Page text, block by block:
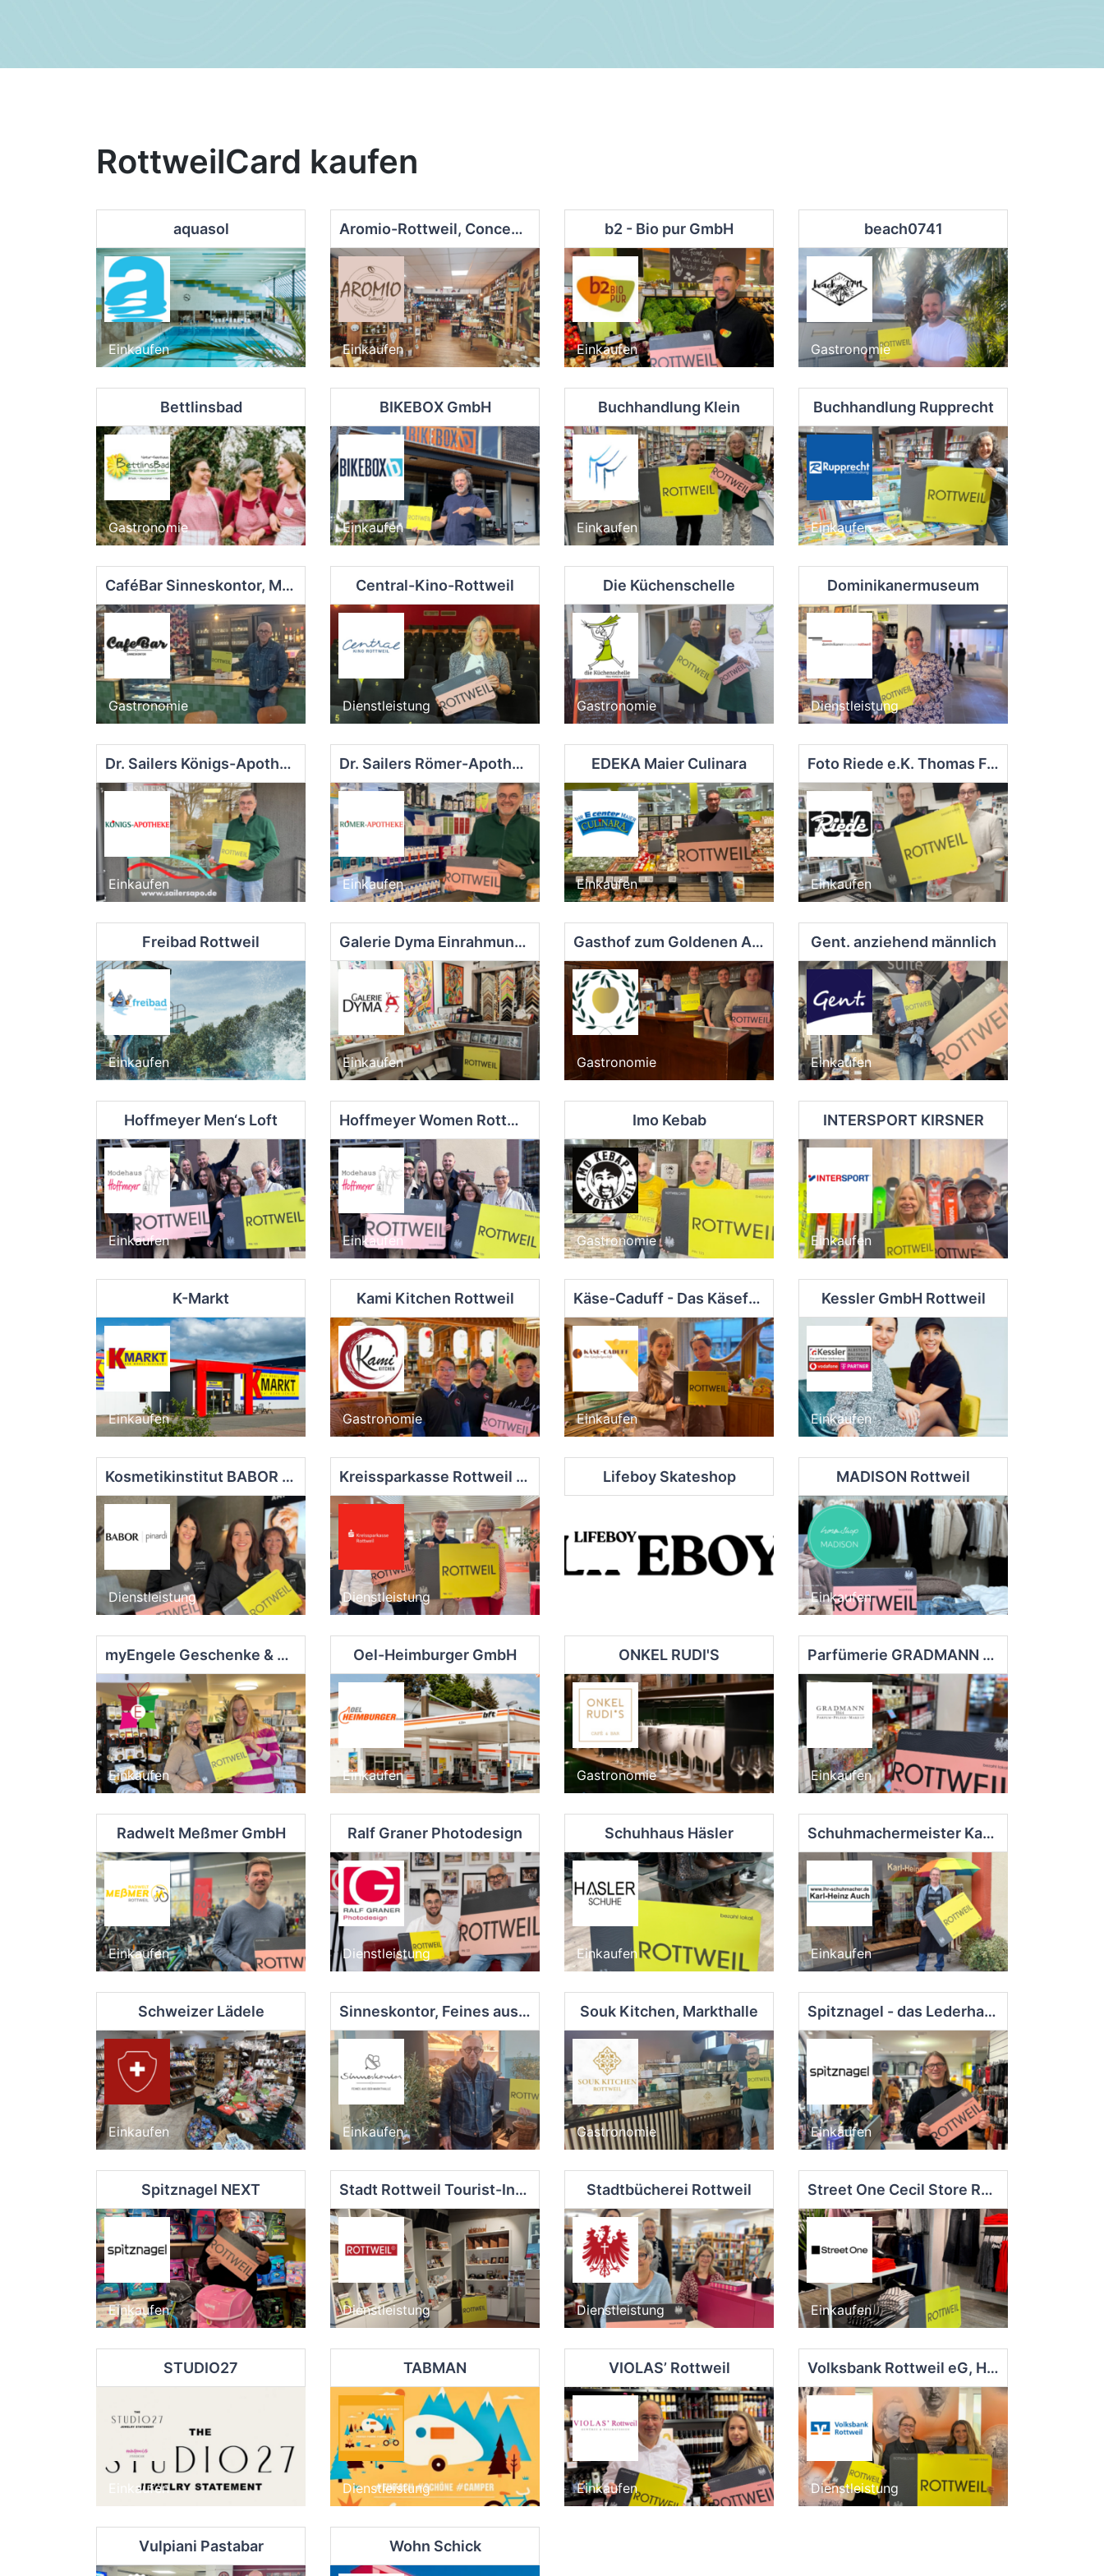
RottweilCard kaufen
aquasol
Einkaufen
Aromio-Rottweil, Concept Store GbR
Einkaufen
b2 - Bio pur GmbH
Einkaufen
beach0741
Gastronomie
Bettlinsbad
Gastronomie
BIKEBOX GmbH
Einkaufen
Buchhandlung Klein
Einkaufen
Buchhandlung Rupprecht
Einkaufen
CaféBar Sinneskontor, Markthalle
Gastronomie
Central-Kino-Rottweil
Dienstleistung
Die Küchenschelle
Gastronomie
Dominikanermuseum
Dienstleistung
Dr. Sailers Königs-Apotheke
Einkaufen
Dr. Sailers Römer-Apotheke
Einkaufen
EDEKA Maier Culinara
Einkaufen
Foto Riede e.K. Thomas Feder
Einkaufen
Freibad Rottweil
Einkaufen
Galerie Dyma Einrahmungsfachgeschäft
Einkaufen
Gasthof zum Goldenen Apfel
Gastronomie
Gent. anziehend männlich
Einkaufen
Hoffmeyer Men‘s Loft
Einkaufen
Hoffmeyer Women Rottweil
Einkaufen
Imo Kebab
Gastronomie
INTERSPORT KIRSNER
Einkaufen
K-Markt
Einkaufen
Kami Kitchen Rottweil
Gastronomie
Käse-Caduff - Das Käsefachgeschäft
Einkaufen
Kessler GmbH Rottweil
Einkaufen
Kosmetikinstitut BABOR Pinardi Rottweil Nadine Thomas
Dienstleistung
Kreissparkasse Rottweil - Geschäftsstelle
Dienstleistung
Lifeboy Skateshop MADISON Rottweil
Einkaufen
myEngele Geschenke & Luftballon Rottweil
Einkaufen
Oel-Heimburger GmbH
Einkaufen
ONKEL RUDI'S
Gastronomie
Parfümerie GRADMANN 1864
Einkaufen
Radwelt Meßmer GmbH
Einkaufen
Ralf Graner Photodesign
Dienstleistung
Schuhhaus Häsler
Einkaufen
Schuhmachermeister Karl-Heinz Auch
Einkaufen
Schweizer Lädele
Einkaufen
Sinneskontor, Feines aus der Markthalle
Einkaufen
Souk Kitchen, Markthalle
Gastronomie
Spitznagel - das Lederhaus
Einkaufen
Spitznagel NEXT
Einkaufen
Stadt Rottweil Tourist-Information
Dienstleistung
Stadtbücherei Rottweil
Dienstleistung
Street One Cecil Store Rottweil
Einkaufen
STUDIO27
Einkaufen
TABMAN
Dienstleistung
VIOLAS’ Rottweil
Einkaufen
Volksbank Rottweil eG, Hauptgeschäftsstelle Rottweil
Dienstleistung
Vulpiani Pastabar Wohn Schick